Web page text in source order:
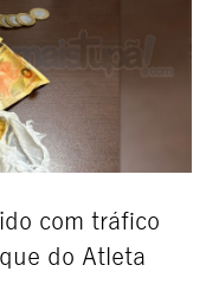
com tráfico
do Atleta